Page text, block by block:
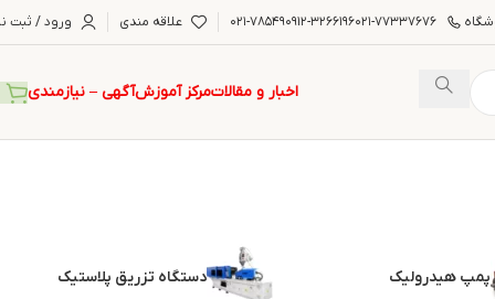
۰۲۱-۷۷۳۳۷۶۷۶۰۹۱۲-۳۲۶۶۱۹۶۰۲۱-۷۸۵۴۹ علاقه مندی ورود / ثبت
اخبار و مقالاتمرکز آموزشآگهی – نیازمندی
پمپ هیدرولیک دستگاه تزریق پلاستیک